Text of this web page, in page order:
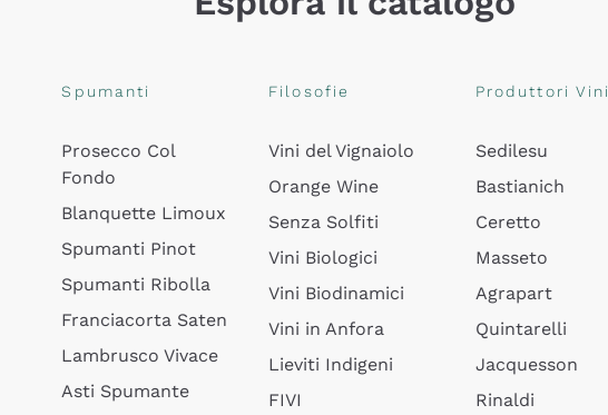
Spumanti
Prosecco Col
Fondo
Blanquette Limoux
Spumanti Pinot
Spumanti Ribolla
Franciacorta Saten
Lambrusco Vivace
Asti Spumante
Filosofie
Vini del Vignaiolo
Orange Wine
Senza Solfiti
Vini Biologici
Vini Biodinamici
Vini in Anfora
Lieviti Indigeni
FIVI
Produttori Vini
Sedilesu
Bastianich
Ceretto
Masseto
Agrapart
Quintarelli
Jacquesson
Rinaldi